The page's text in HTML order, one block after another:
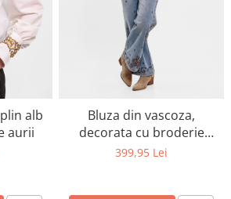
alb
aurii
Bluza din vascoza,
decorata cu broderie
rafinata si insertii din
399,95 Lei